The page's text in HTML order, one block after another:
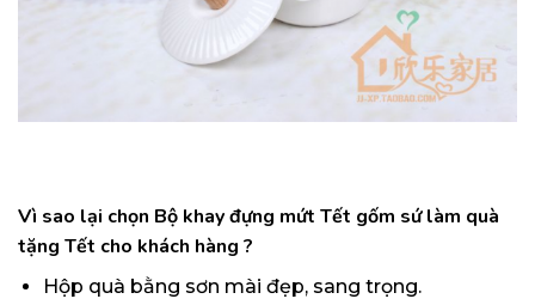
Vì sao lại chọn Bộ khay đựng mứt Tết gốm sứ làm quà
tặng Tết cho khách hàng ?
Hộp quà bằng sơn mài đẹp, sang trọng.